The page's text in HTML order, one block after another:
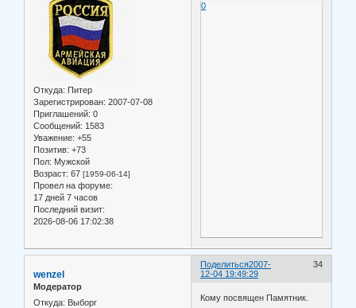
Откуда: Питер
Зарегистрирован: 2007-07-08
Приглашений: 0
Сообщений: 1583
Уважение: +55
Позитив: +73
Пол: Мужской
Возраст: 67 [1959-06-14]
Провел на форуме:
17 дней 7 часов
Последний визит:
2026-08-06 17:02:38
0
Поделиться 34
2007-
12-04 19:49:29
wenzel
Модератор
Откуда: Выборг
Кому посвящен Памятник.